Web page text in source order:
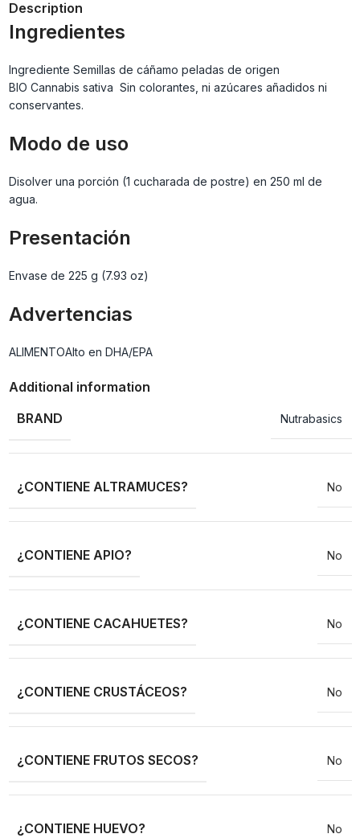
Description
Ingredientes
Ingrediente Semillas de cáñamo peladas de origen
BIO Cannabis sativa Sin colorantes, ni azúcares añadidos ni
conservantes.
Modo de uso
Disolver una porción (1 cucharada de postre) en 250 ml de
agua.
Presentación
Envase de 225 g (7.93 oz)
Advertencias
ALIMENTOAlto en DHA/EPA
Additional information
BRAND
Nutrabasics
¿CONTIENE ALTRAMUCES? No
¿CONTIENE APIO? No
¿CONTIENE CACAHUETES? No
¿CONTIENE CRUSTÁCEOS? No
¿CONTIENE FRUTOS SECOS? No
¿CONTIENE HUEVO? No